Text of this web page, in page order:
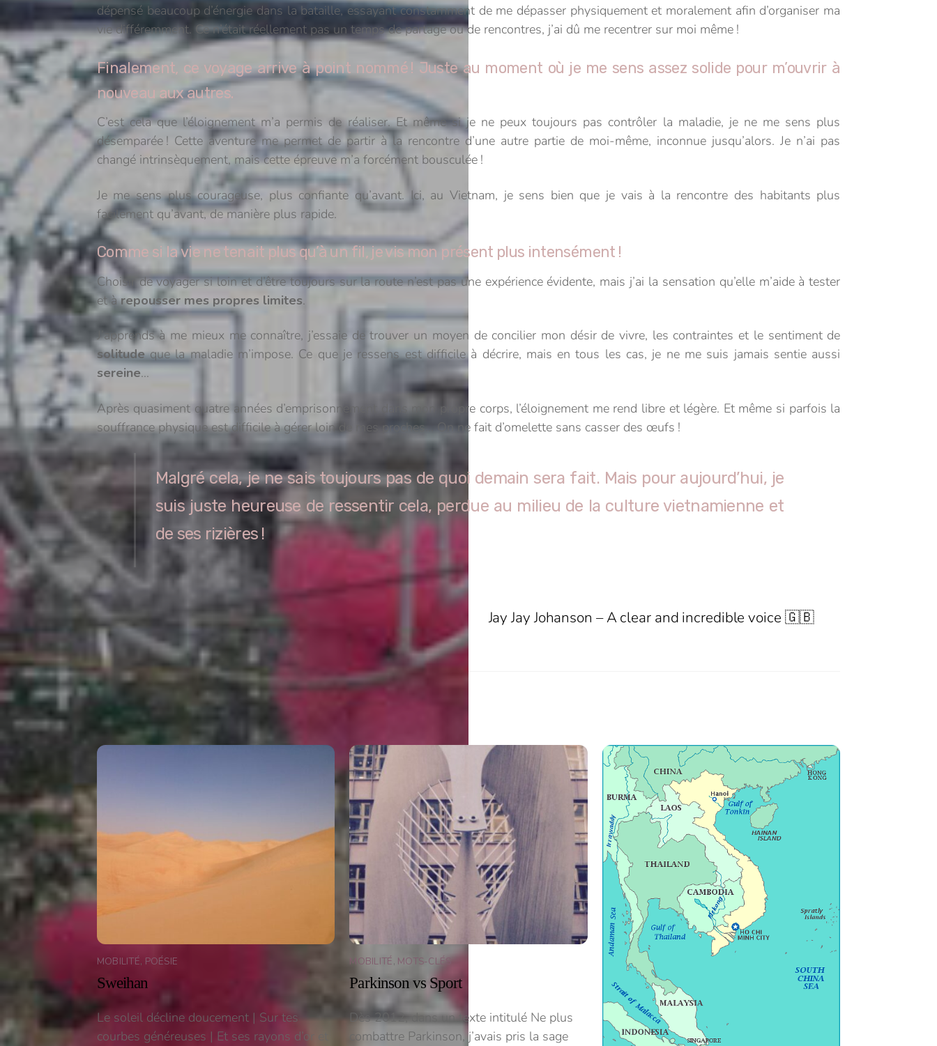
dépensé beaucoup d’énergie dans la bataille, essayant constamment de me dépasser physiquement et moralement afin d’organiser ma
vie différemment. Ce n’était réellement pas un temps de partage ou de rencontres, j’ai dû me recentrer sur moi même !
Finalement, ce voyage arrive à point nommé ! Juste au moment où je me sens assez solide pour m’ouvrir à
nouveau aux autres.
C’est cela que l’éloignement m’a permis de réaliser. Et même si je ne peux toujours pas contrôler la maladie, je ne me sens plus
désemparée ! Cette aventure me permet de partir à la rencontre d’une autre partie de moi-même, inconnue jusqu’alors. Je n’ai pas
changé intrinsèquement, mais cette épreuve m’a forcément bousculée !
Je me sens plus courageuse, plus confiante qu’avant. Ici, au Vietnam, je sens bien que je vais à la rencontre des habitants plus
facilement qu’avant, de manière plus rapide.
Comme si la vie ne tenait plus qu’à un fil, je vis mon présent plus intensément !
Choisir de voyager si loin et d’être toujours sur la route n’est pas une expérience évidente, mais j’ai la sensation qu’elle m’aide à tester
et àrepousser mes propres limites.
J’apprends à me mieux me connaître, j’essaie de trouver un moyen de concilier mon désir de vivre, les contraintes et le sentiment de
solitudeque la maladie m’impose. Ce que je ressens est difficile à décrire, mais en tous les cas, je ne me suis jamais sentie aussi
sereine…
Après quasiment quatre années d’emprisonnement dans mon propre corps, l’éloignement me rend libre et légère. Et même si parfois la
souffrance physique est difficile à gérer loin de mes proches… On ne fait d’omelette sans casser des œufs !
Malgré cela, je ne sais toujours pas de quoi demain sera fait. Mais pour aujourd’hui, je
suis juste heureuse de ressentir cela, perdue au milieu de la culture vietnamienne et
de ses rizières !
First week in Vietnam 🇬🇧 Jay Jay Johanson – A clear and incredible voice 🇬🇧
Related Posts
MOBILITÉ, POÉSIE
Sweihan
Le soleil décline doucement | Sur tes
courbes généreuses | Et ses rayons d’or et
MOBILITÉ, MOTS-CLÉS
Parkinson vs Sport
Dès 2012, dans un texte intitulé Ne plus
combattre Parkinson, j’avais pris la sage